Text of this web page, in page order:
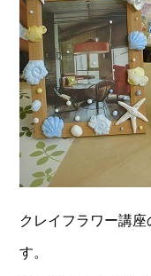
クレイフラワー講
す。